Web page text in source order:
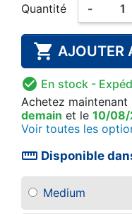
Quantité -
 AJOUTER
 En stock -
Achetez maintenant
demain et le 10/
Voir toutes les
straighten Disponible
Medium